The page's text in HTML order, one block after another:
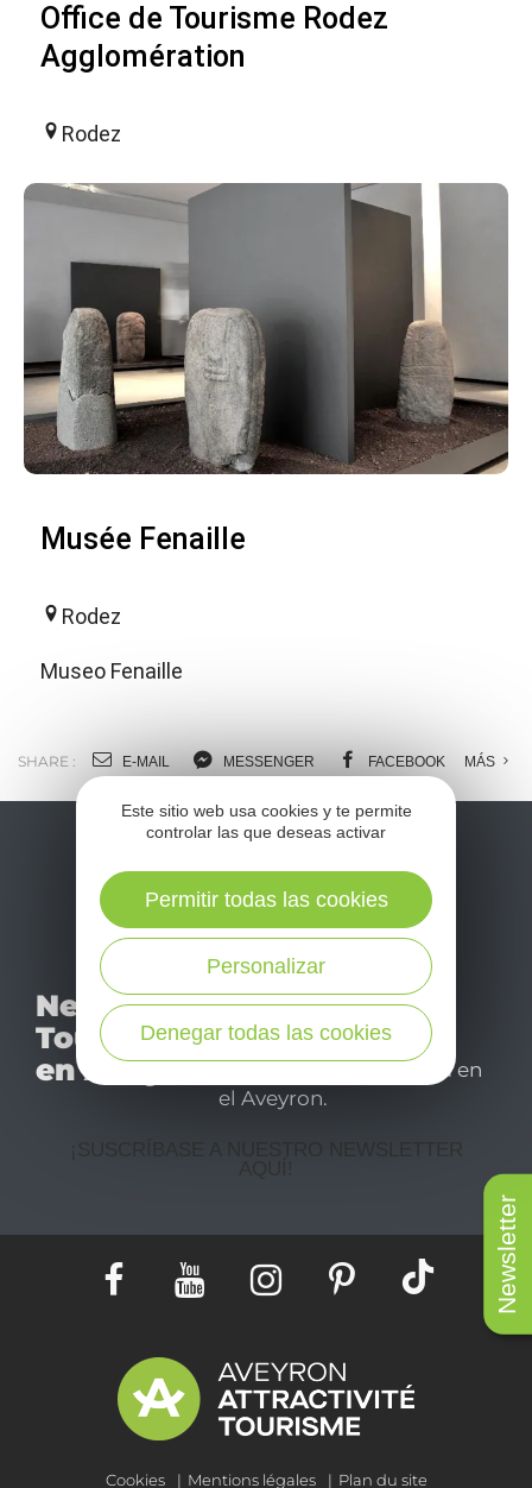
Newsletter
Office de Tourisme Rodez
Agglomération
Rodez
Musée Fenaille
Rodez
Museo Fenaille
SHARE : E-MAIL MESSENGER FACEBOOK MÁS
Newsletter
Tourismo
en Aveyron
No se pierda nuestro
mensual newsletter y
déjese inspirar para
disfrutar de su estancia en
el Aveyron.
AQUÍ!
Cookies Mentions légales Plan du site
Este sitio web usa cookies y te permite
controlar las que deseas activar
Denegar todas las cookies
Personalizar
Permitir todas las cookies